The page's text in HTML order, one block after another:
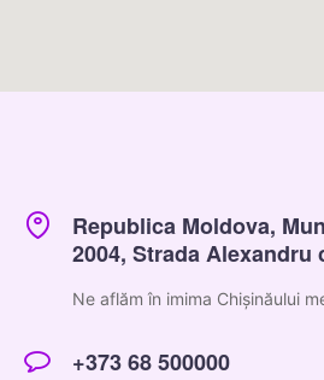
Republica Moldova,
2004, Strada Alexandru
Ne aflăm în imima Chișinăului
+373 68 500000